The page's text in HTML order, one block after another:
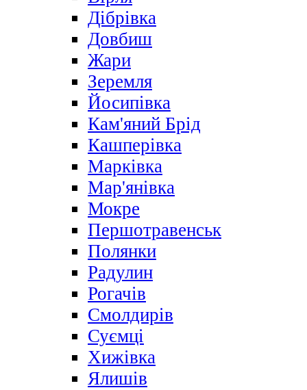
Дібрівка
Довбиш
Жари
Зеремля
Йосипівка
Кам'яний Брід
Кашперівка
Марківка
Мар'янівка
Мокре
Першотравенськ
Полянки
Радулин
Рогачів
Смолдирів
Суємці
Хижівка
Ялишів